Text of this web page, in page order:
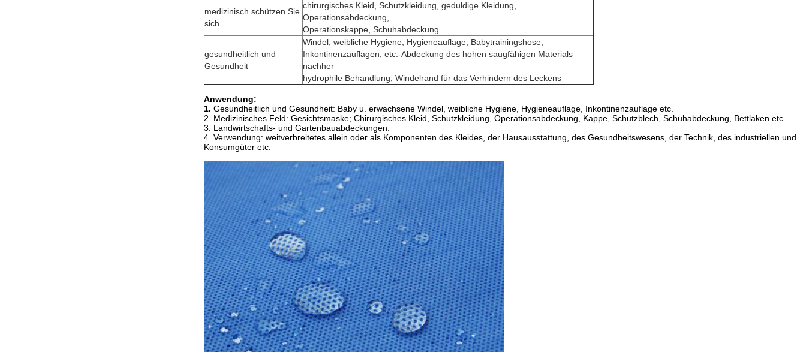
medizinisch schützen Sie
sich
chirurgisches Kleid, Schutzkleidung, geduldige Kleidung,
Operationsabdeckung,
Operationskappe, Schuhabdeckung
gesundheitlich und
Gesundheit
Windel, weibliche Hygiene, Hygieneauflage, Babytrainingshose,
Inkontinenzauflagen, etc.-Abdeckung des hohen saugfähigen Materials
nachher
hydrophile Behandlung, Windelrand für das Verhindern des Leckens
Anwendung:
1. Gesundheitlich und Gesundheit: Baby u. erwachsene Windel, weibliche Hygiene, Hygieneauflage, Inkontinenzauflage etc.
2. Medizinisches Feld: Gesichtsmaske; Chirurgisches Kleid, Schutzkleidung, Operationsabdeckung, Kappe, Schutzblech, Schuhabdeckung, Bettlaken etc.
3. Landwirtschafts- und Gartenbauabdeckungen.
4. Verwendung: weitverbreitetes allein oder als Komponenten des Kleides, der Hausausstattung, des Gesundheitswesens, der Technik, des industriellen und
Konsumgüter etc.